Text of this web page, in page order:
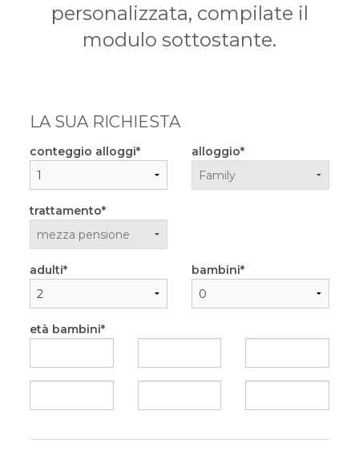
personalizzata, compilate il
modulo sottostante.
LA SUA RICHIESTA
conteggio alloggi alloggio
trattamento
adulti bambini
età bambini